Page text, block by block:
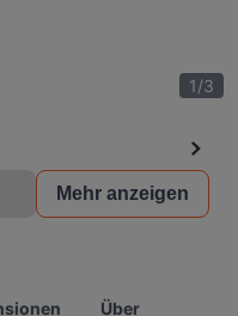
1/3
Mehr anzeigen
Über